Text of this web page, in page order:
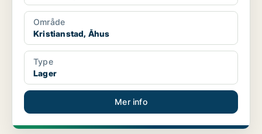
Område
Kristianstad, Åhus
Type
Lager
Mer info